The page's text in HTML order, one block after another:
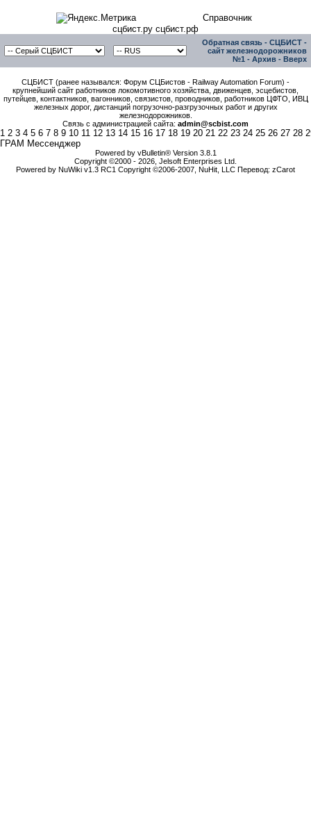
Справочник
сцбист.ру сцбист.рф
Обратная связь - СЦБИСТ -
сайт железнодорожников
№1 - Архив - Вверх
СЦБИСТ (ранее назывался: Форум СЦБистов - Railway Automation Forum) -
крупнейший сайт работников локомотивного хозяйства, движенцев, эсцебистов,
путейцев, контактников, вагонников, связистов, проводников, работников ЦФТО, ИВЦ
железных дорог, дистанций погрузочно-разгрузочных работ и других
железнодорожников.
Связь с администрацией сайта: admin@scbist.com
1 2 3 4 5 6 7 8 9 10 11 12 13 14 15 16 17 18 19 20 21 22 23 24 25 26 27 28
ГРАМ Мессенджер
Powered by vBulletin® Version 3.8.1
Copyright ©2000 - 2026, Jelsoft Enterprises Ltd.
Powered by NuWiki v1.3 RC1 Copyright ©2006-2007, NuHit, LLC Перевод: zCarot